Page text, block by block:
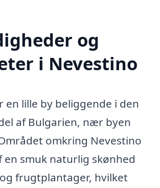
og
i Nevestino
en lille by beliggende i den
af Bulgarien, nær byen
omkring Nevestino
smuk naturlig skønhed
frugtplantager, hvilket